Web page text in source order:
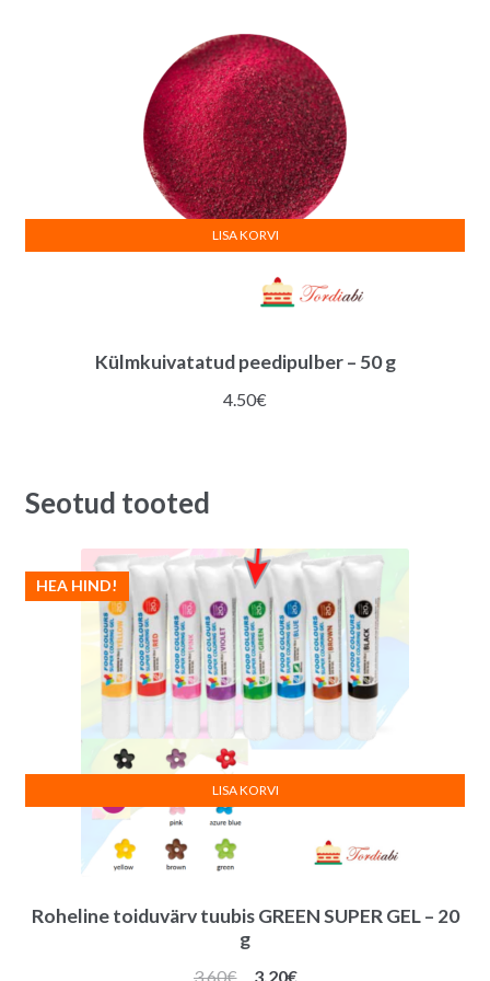
Külmkuivatatud peedipulber – 50 g
4.50€
LISA KORVI
Seotud tooted
Roheline toiduvärv tuubis GREEN SUPER GEL – 20
g
HEA HIND!
3.60€
Algne
3.20€Praegune
LISA KORVI